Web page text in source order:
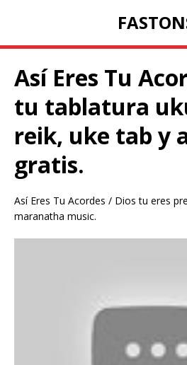
Así Eres Tu
tu tablatura
reik, uke tab y
gratis.
Así Eres Tu Acordes / Dios tu eres
maranatha music.